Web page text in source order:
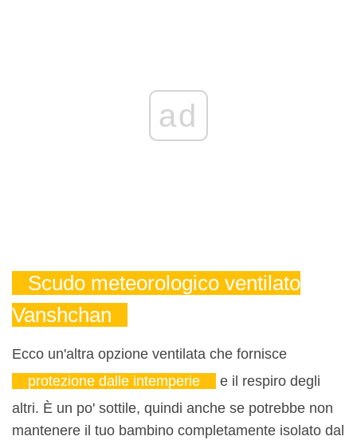
ad
Scudo meteorologico ventilato
Vanshchan
Ecco un'altra opzione ventilata che fornisce
protezione dalle intemperie
e il respiro degli
altri. È un po' sottile, quindi anche se potrebbe non
mantenere il tuo bambino completamente isolato dal